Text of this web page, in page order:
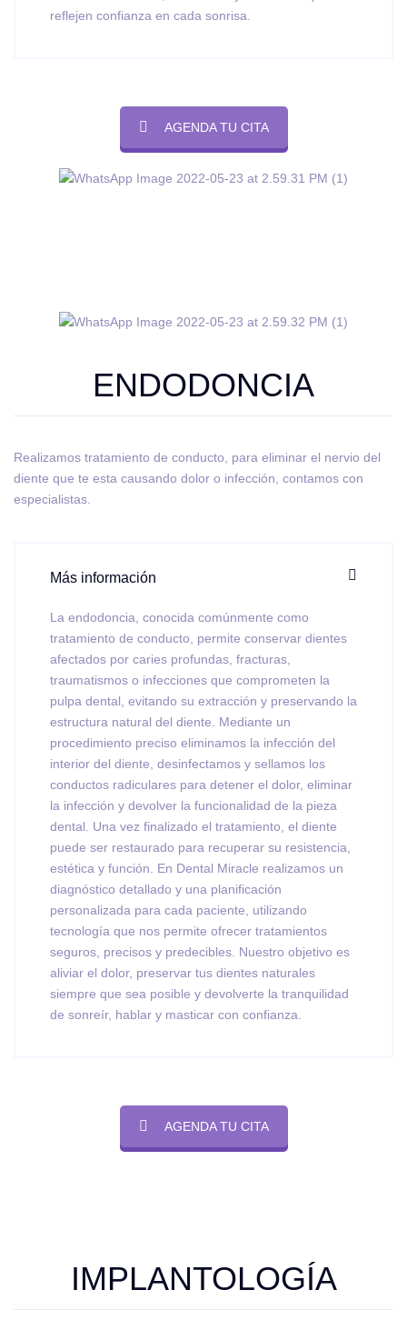
reflejen confianza en cada sonrisa.
AGENDA TU CITA
ENDODONCIA
Realizamos tratamiento de conducto, para eliminar el nervio del
diente que te esta causando dolor o infección, contamos con
especialistas.
Más información
La endodoncia, conocida comúnmente como
tratamiento de conducto, permite conservar dientes
afectados por caries profundas, fracturas,
traumatismos o infecciones que comprometen la
pulpa dental, evitando su extracción y preservando la
estructura natural del diente. Mediante un
procedimiento preciso eliminamos la infección del
interior del diente, desinfectamos y sellamos los
conductos radiculares para detener el dolor, eliminar
la infección y devolver la funcionalidad de la pieza
dental. Una vez finalizado el tratamiento, el diente
puede ser restaurado para recuperar su resistencia,
estética y función. En Dental Miracle realizamos un
diagnóstico detallado y una planificación
personalizada para cada paciente, utilizando
tecnología que nos permite ofrecer tratamientos
seguros, precisos y predecibles. Nuestro objetivo es
aliviar el dolor, preservar tus dientes naturales
siempre que sea posible y devolverte la tranquilidad
de sonreír, hablar y masticar con confianza.
AGENDA TU CITA
IMPLANTOLOGÍA